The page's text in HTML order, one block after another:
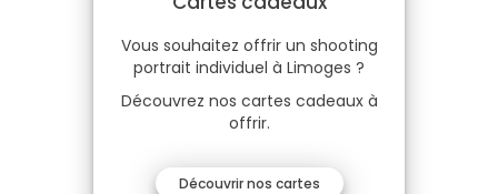
Vous souhaitez offrir un shooting
portrait individuel à Limoges ?
Découvrez nos cartes cadeaux à
offrir.
Découvrir nos cartes